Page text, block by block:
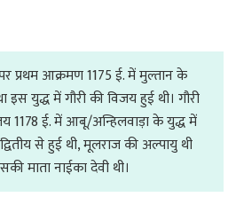
पर प्रथम आक्रमण 1175 ई. में मुल्तान के
युद्ध में गौरी की विजय हुई थी। गौरी
1178 ई. में आबू/अन्हिलवाड़ा के युद्ध में
से हुई थी, मूलराज की अल्पायु थी
माता नाईका देवी थी।